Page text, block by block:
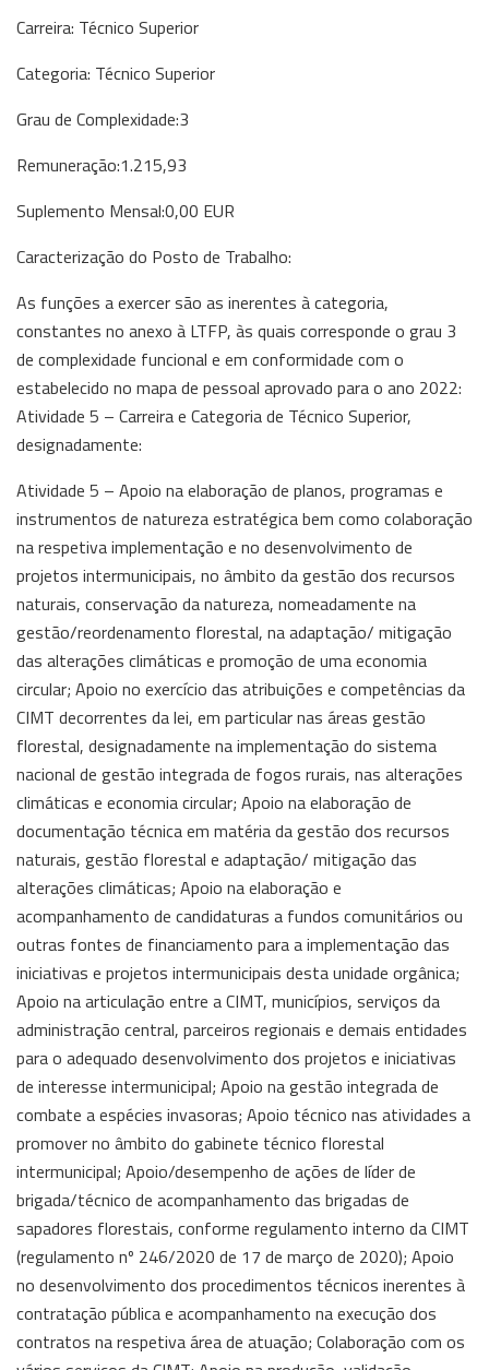
Carreira: Técnico Superior
Categoria: Técnico Superior
Grau de Complexidade:3
Remuneração:1.215,93
Suplemento Mensal:0,00 EUR
Caracterização do Posto de Trabalho:
As funções a exercer são as inerentes à categoria,
constantes no anexo à LTFP, às quais corresponde o grau 3
de complexidade funcional e em conformidade com o
estabelecido no mapa de pessoal aprovado para o ano 2022:
Atividade 5 – Carreira e Categoria de Técnico Superior,
designadamente:
Atividade 5 – Apoio na elaboração de planos, programas e
instrumentos de natureza estratégica bem como colaboração
na respetiva implementação e no desenvolvimento de
projetos intermunicipais, no âmbito da gestão dos recursos
naturais, conservação da natureza, nomeadamente na
gestão/reordenamento florestal, na adaptação/ mitigação
das alterações climáticas e promoção de uma economia
circular; Apoio no exercício das atribuições e competências da
CIMT decorrentes da lei, em particular nas áreas gestão
florestal, designadamente na implementação do sistema
nacional de gestão integrada de fogos rurais, nas alterações
climáticas e economia circular; Apoio na elaboração de
documentação técnica em matéria da gestão dos recursos
naturais, gestão florestal e adaptação/ mitigação das
alterações climáticas; Apoio na elaboração e
acompanhamento de candidaturas a fundos comunitários ou
outras fontes de financiamento para a implementação das
iniciativas e projetos intermunicipais desta unidade orgânica;
Apoio na articulação entre a CIMT, municípios, serviços da
administração central, parceiros regionais e demais entidades
para o adequado desenvolvimento dos projetos e iniciativas
de interesse intermunicipal; Apoio na gestão integrada de
combate a espécies invasoras; Apoio técnico nas atividades a
promover no âmbito do gabinete técnico florestal
intermunicipal; Apoio/desempenho de ações de líder de
brigada/técnico de acompanhamento das brigadas de
sapadores florestais, conforme regulamento interno da CIMT
(regulamento nº 246/2020 de 17 de março de 2020); Apoio
no desenvolvimento dos procedimentos técnicos inerentes à
contratação pública e acompanhamento na execução dos
contratos na respetiva área de atuação; Colaboração com os